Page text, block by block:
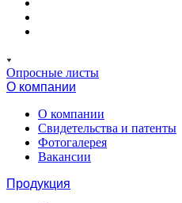
Опросные листы
О компании
О компании
Свидетельства и патенты
Фотогалерея
Вакансии
Продукция